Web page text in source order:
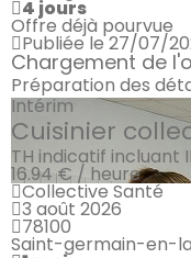
4 jours
Offre déjà pourvue
Publiée le 27/07/
Chargement de
Préparation des
Intérim
Cuisinier
TH indicatif incluant
16.94 € / heure
Collective Santé
3 août 2026
78100
Saint-germain-en-